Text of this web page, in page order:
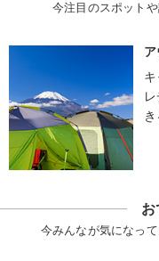
今注目のスポット
お
今みんなが気になっ